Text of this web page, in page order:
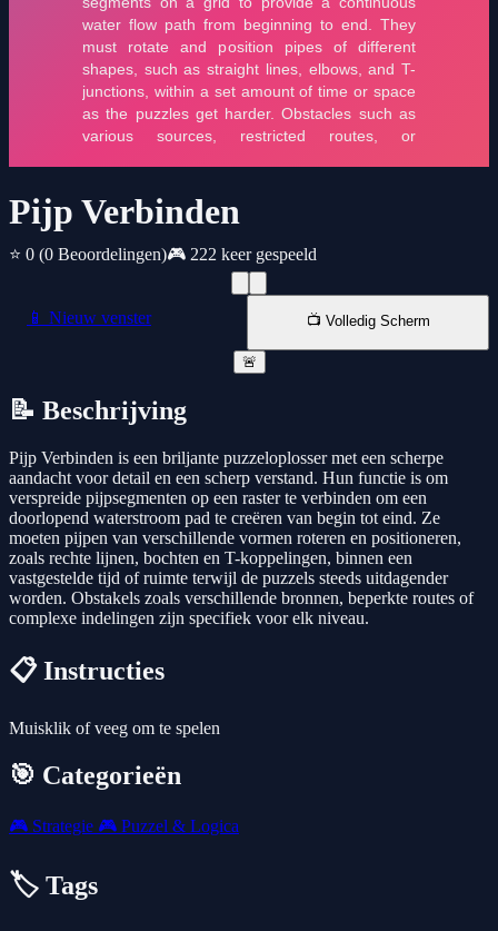
Pijp Verbinden
⭐ 0 (0 Beoordelingen)🎮 222 keer gespeeld
📱 Nieuw venster 📺 Volledig Scherm
🚨
📝 Beschrijving
Pijp Verbinden is een briljante puzzeloplosser met een scherpe
aandacht voor detail en een scherp verstand. Hun functie is om
verspreide pijpsegmenten op een raster te verbinden om een
doorlopend waterstroom pad te creëren van begin tot eind. Ze
moeten pijpen van verschillende vormen roteren en positioneren,
zoals rechte lijnen, bochten en T-koppelingen, binnen een
vastgestelde tijd of ruimte terwijl de puzzels steeds uitdagender
worden. Obstakels zoals verschillende bronnen, beperkte routes of
complexe indelingen zijn specifiek voor elk niveau.
📋 Instructies
Muisklik of veeg om te spelen
🎯 Categorieën
🎮 Strategie 🎮 Puzzel & Logica
🏷️ Tags